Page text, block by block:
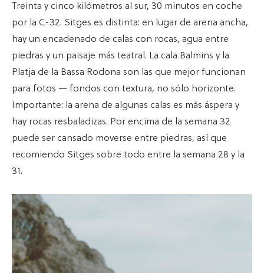
Treinta y cinco kilómetros al sur, 30 minutos en coche
por la C-32. Sitges es distinta: en lugar de arena ancha,
hay un encadenado de calas con rocas, agua entre
piedras y un paisaje más teatral. La cala Balmins y la
Platja de la Bassa Rodona son las que mejor funcionan
para fotos — fondos con textura, no sólo horizonte.
Importante: la arena de algunas calas es más áspera y
hay rocas resbaladizas. Por encima de la semana 32
puede ser cansado moverse entre piedras, así que
recomiendo Sitges sobre todo entre la semana 28 y la
31.